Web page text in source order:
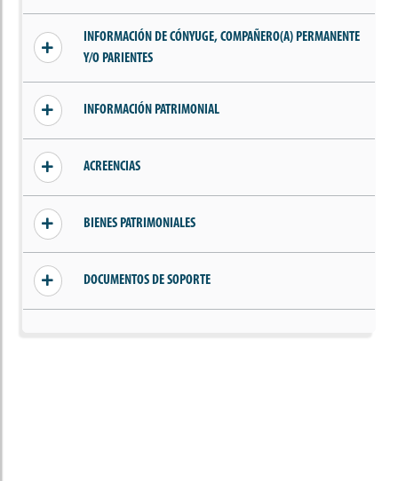
Sin información añadida
INFORMACIÓN DE CÓNYUGE, COMPAÑERO(A) PERMANENTE
Y/O PARIENTES
Sin información de parientes, cónyuge o
compañero(a) permanente
INFORMACIÓN PATRIMONIAL
Sin ingresos declarados
ACREENCIAS
Sin acreencias declaradas
BIENES PATRIMONIALES
Sin bienes declarados
DOCUMENTOS DE SOPORTE